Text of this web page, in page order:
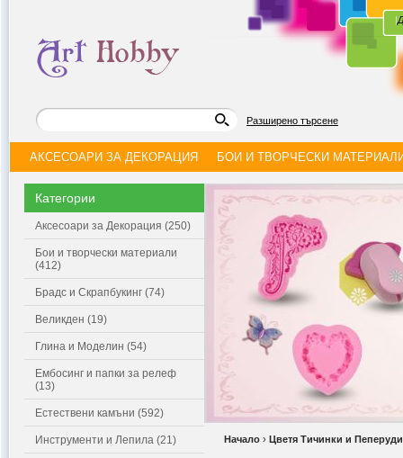
|
Разширено търсене
АКСЕСОАРИ ЗА ДЕКОРАЦИЯ БОИ И ТВОРЧЕСКИ
Категории
Аксесоари за Декорация (250)
Бои и творчески материали
(412)
Брадс и Скрапбукинг (74)
Великден (19)
Глина и Моделин (54)
Ембосинг и папки за релеф
(13)
Естествени камъни (592)
Инструменти и Лепила (21) Начало › Цветя Тичинки и Пеперуди